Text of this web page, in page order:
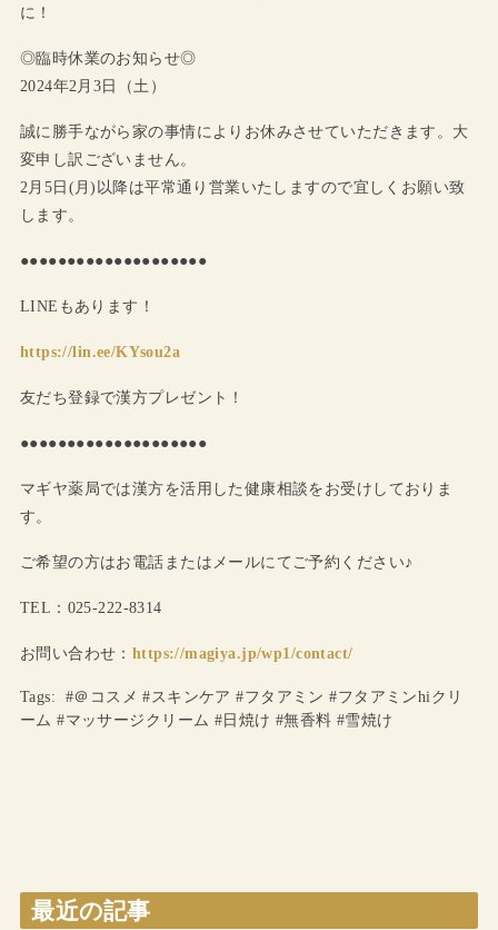
に！
◎臨時休業のお知らせ◎
2024年2月3日（土）
誠に勝手ながら家の事情によりお休みさせていただきます。大
変申し訳ございません。
2月5日(月)以降は平常通り営業いたしますので宜しくお願い致
します。
●●●●●●●●●●●●●●●●●●●●
LINEもあります！
https://lin.ee/KYsou2a
友だち登録で漢方プレゼント！
●●●●●●●●●●●●●●●●●●●●
マギヤ薬局では漢方を活用した健康相談をお受けしておりま
す。
ご希望の方はお電話またはメールにてご予約ください♪
TEL：025-222-8314
お問い合わせ： https://magiya.jp/wp1/contact/
Tags: #＠コスメ #スキンケア #フタアミン #フタアミンhiクリ
ーム #マッサージクリーム #日焼け #無香料 #雪焼け
最近の記事